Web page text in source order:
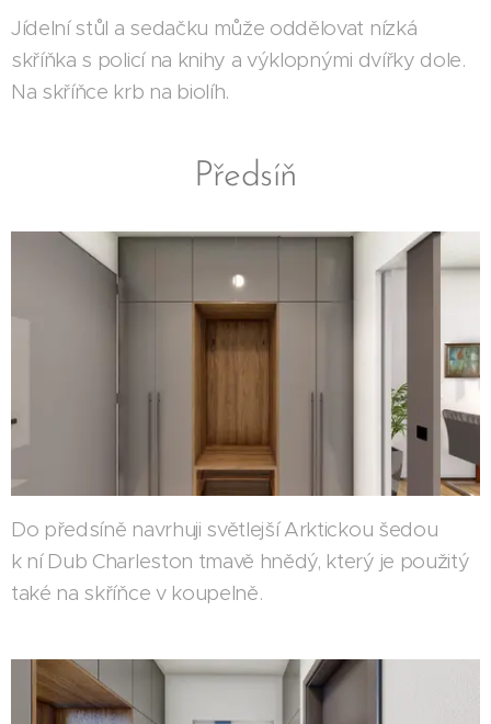
Jídelní stůl a sedačku může oddělovat nízká
skříňka s policí na knihy a výklopnými dvířky dole.
Na skříňce krb na biolíh.
Předsíň
Do předsíně navrhuji světlejší Arktickou šedou
k ní Dub Charleston tmavě hnědý, který je použitý
také na skříňce v koupelně.